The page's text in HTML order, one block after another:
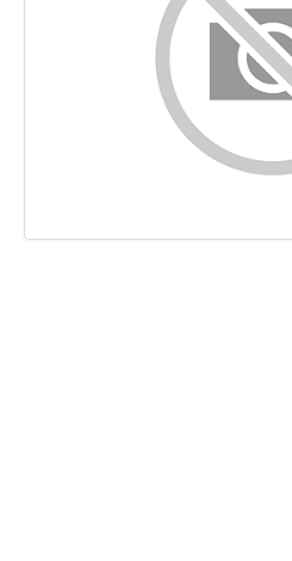
Nyckelord
Användbarhet
Dokument